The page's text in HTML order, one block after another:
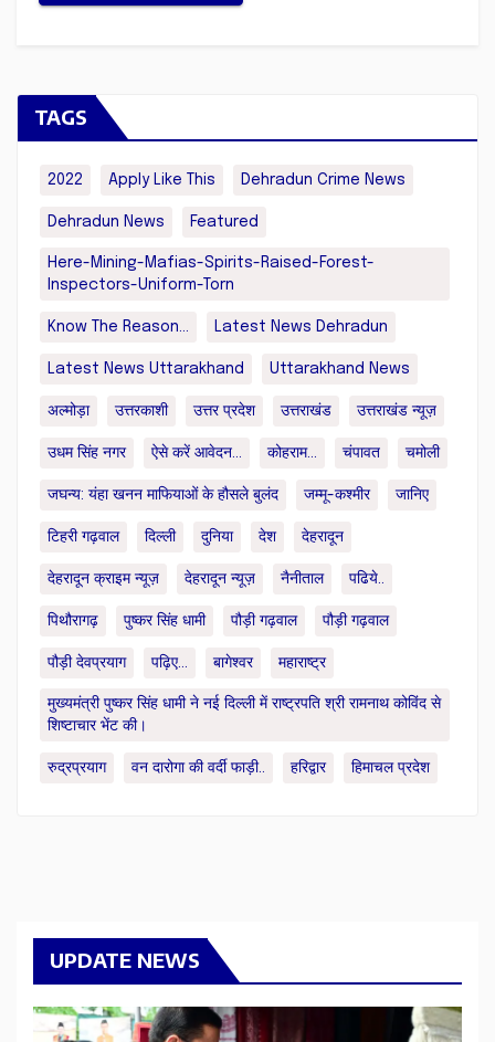
TAGS
2022 Apply Like This Dehradun Crime News
Dehradun News Featured
Here-Mining-Mafias-Spirits-Raised-Forest-
Inspectors-Uniform-Torn
Know The Reason... Latest News Dehradun
Latest News Uttarakhand Uttarakhand News
अल्मोड़ा उत्तरकाशी उत्तर प्रदेश उत्तराखंड उत्तराखंड न्यूज़
उधम सिंह नगर ऐसे करें आवेदन... कोहराम... चंपावत चमोली
जघन्य: यंहा खनन माफियाओं के हौसले बुलंद जम्मू-कश्मीर जानिए
टिहरी गढ़वाल दिल्ली दुनिया देश देहरादून
देहरादून क्राइम न्यूज़ देहरादून न्यूज़ नैनीताल पढिये..
पिथौरागढ़ पुष्कर सिंह धामी पौड़ी गढ़वाल पौड़ी गढ़वाल
पौड़ी देवप्रयाग पढ़िए... बागेश्वर महाराष्ट्र
मुख्यमंत्री पुष्कर सिंह धामी ने नई दिल्ली में राष्ट्रपति श्री रामनाथ कोविंद से
शिष्टाचार भेंट की।
रुद्रप्रयाग वन दारोगा की वर्दी फाड़ी.. हरिद्वार हिमाचल प्रदेश
UPDATE NEWS